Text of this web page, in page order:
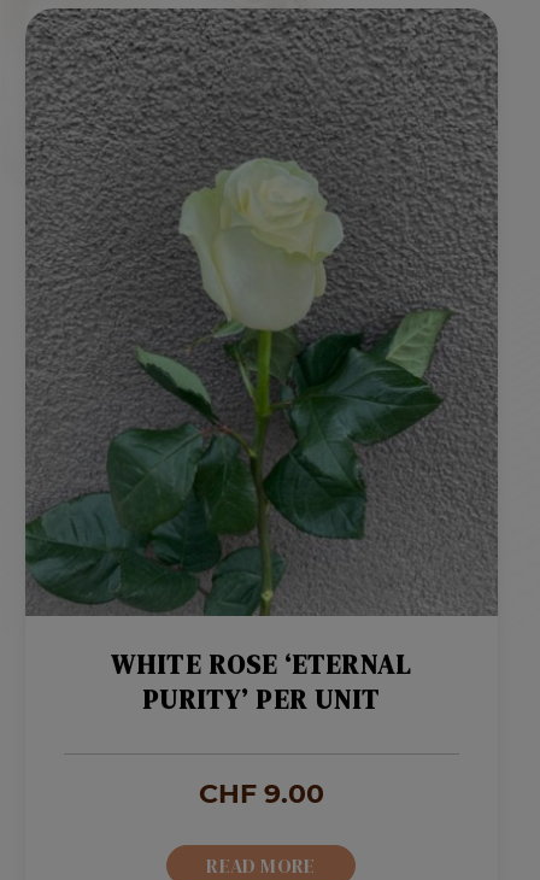
WHITE ROSE ‘ETERNAL
PURITY’ PER UNIT
CHF9.00
READ MORE